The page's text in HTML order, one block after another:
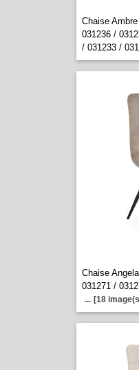
Chaise
031236 /
/ 031233 /
Chaise
031271 /
... [18